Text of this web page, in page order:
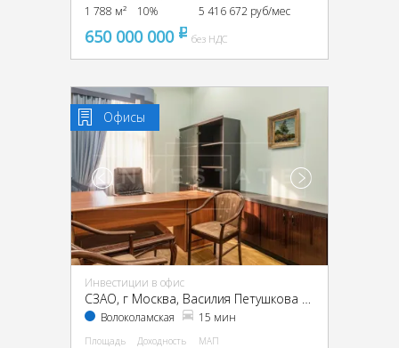
1 788 м² 10% 5 416 672 руб/мес
650 000 000 pуббез НДС
Офисы
Инвестиции в офис
CЗАО, г Москва, Василия Петушкова ул., 27
Волоколамская 15 мин
Площадь Доходность МАП